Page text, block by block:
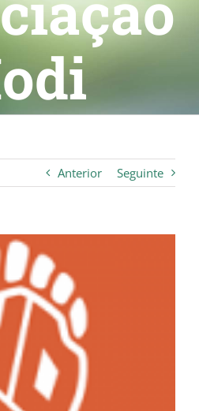
Anterior Seguinte